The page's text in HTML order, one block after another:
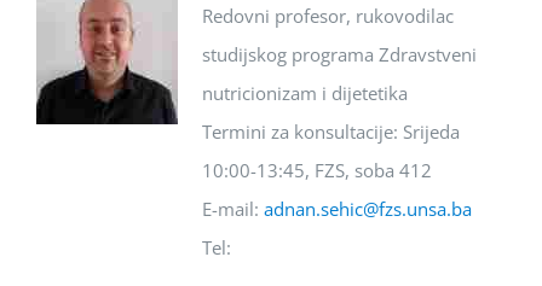
Redovni profesor, rukovodilac
studijskog programa Zdravstveni
nutricionizam i dijetetika
Termini za konsultacije: Srijeda
10:00-13:45, FZS, soba 412
E-mail: adnan.sehic@fzs.unsa.ba
Tel: